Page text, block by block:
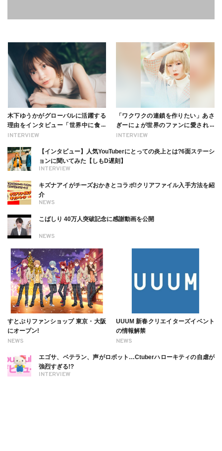
INTERVIEW
木下ゆうかがグローバルに活躍する
理由をインタビュー「世界中に食べ
る幸せを伝えたい」新事務所加入に
INTERVIEW
「ワクワクの連鎖を作りたい」あさ
ぎーにょが世界のファンに愛される
理由【インタビュー】
INTERVIEW
【インタビュー】人気YouTuberにとっての炎上とは?6面ステーシ
ョンに聞いてみた【しもD遅刻】
NEWS
キズナアイがチーズおかきとコラボ!クリアファイル入手方法を紹
介
NEWS
こばしり 40万人突破記念に感謝動画を公開
NEWS
すとぷりファンショップ 東京・大阪
にオープン!
NEWS
UUUM 新春クリエイターズイベント
の情報解禁
INTERVIEW
エゴサ、ベテラン、声がロボット…Ctuberハローキティの自虐が
強烈すぎる!?